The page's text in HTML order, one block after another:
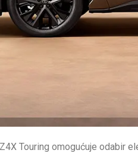
Touring omogućuje